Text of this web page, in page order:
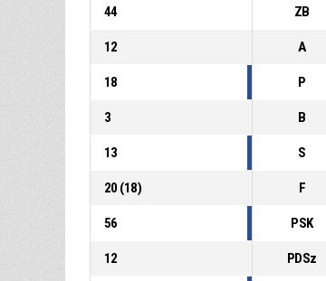
44 ZB
12 A
18 P
3 B
13 S
20 (18) F
56 PSK
12 PDSz